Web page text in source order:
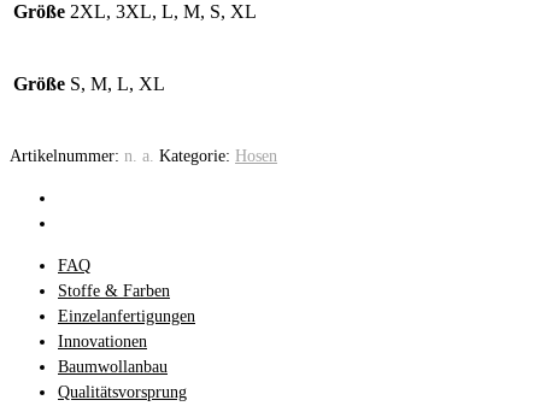
Größe 2XL, 3XL, L, M, S, XL
Größe S, M, L, XL
Artikelnummer: n. a. Kategorie: Hosen
FAQ
Stoffe & Farben
Einzelanfertigungen
Innovationen
Baumwollanbau
Qualitätsvorsprung